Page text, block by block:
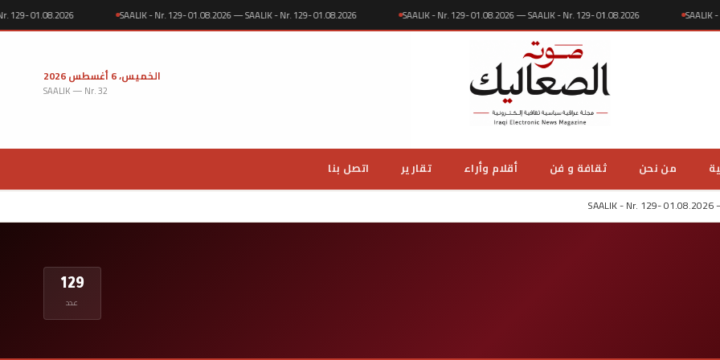
- Nr. 129- 01.08.2026 SAALIK - Nr. 129- 01.08.2026 — SAALIK - Nr. 129- 01.08.2026 SAALIK - Nr. 129- 01.08.2026 — SAALIK - Nr. 129- 01.08.2026
الخميس، 6 أغسطس 2026
SAALIK — Nr. 32
من نحن ثقافة و فن أقلام وأراء تقارير اتصل بنا
SAALIK - Nr. 129-
129
عدد